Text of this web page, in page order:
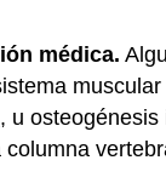
médica.
, u